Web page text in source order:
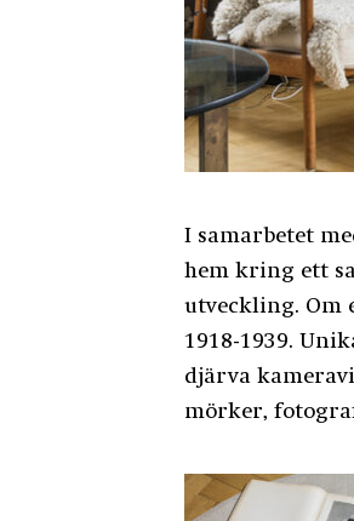
I samarbetet
hem kring ett
utveckling. Om
1918-1939.
djärva
mörker,